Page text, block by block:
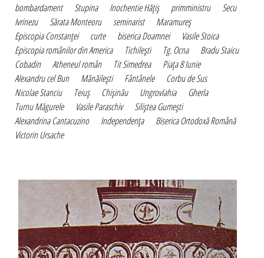
bombardament
Stupina Inochentie Hăţiş primministru
Secu
Ivrinezu
Sărata Monteoru seminarist
Maramureş
Episcopia Constanţei
curte biserica Doamnei
Vasile Stoica
Episcopia românilor din America
Tichileşti Tg. Ocna
Bradu Staicu
Cobadin
Atheneul român Tit Simedrea
Piaţa 8 Iunie
Alexandru cel Bun
Mănăileşti Fântânele
Corbu de Sus
Nicolae Stanciu
Teiuş Chişinău Ungrovlahia
Gherla
Turnu Măgurele
Vasile Paraschiv
Siliştea Gumeşti
Alexandrina Cantacuzino
Independenţa
Biserica Ortodoxă Română
Victorin Ursache